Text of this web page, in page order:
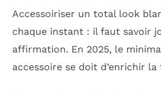
Accessoiriser un total look
chaque instant : il faut savoir
affirmation. En 2025, le
accessoire se doit d’enrichir la